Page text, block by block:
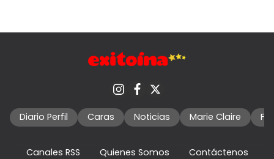
Diario Perfil Caras Noticias Marie Claire
Canales RSS Quienes Somos
Contáctenos